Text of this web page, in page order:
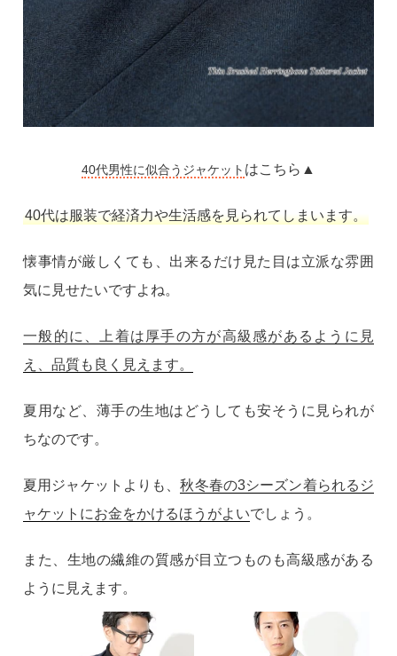
40代男性に似合うジャケット はこちら▲
40代は服装で経済力や生活感を見られてしまいます。
懐事情が厳しくても、出来るだけ見た目は立派な雰囲
気に見せたいですよね。
一般的に、上着は厚手の方が高級感があるように見
え、品質も良く見えます。
夏用など、薄手の生地はどうしても安そうに見られが
ちなのです。
夏用ジャケットよりも、秋冬春の3シーズン着られるジ
ャケットにお金をかけるほうがよいでしょう。
また、生地の繊維の質感が目立つものも高級感がある
ように見えます。